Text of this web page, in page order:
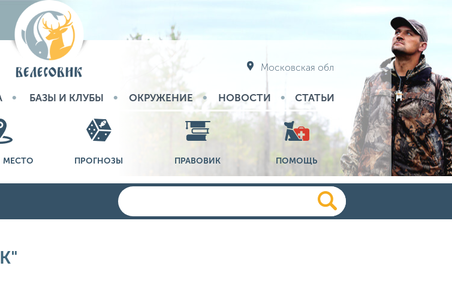
Московская обл
БАЗЫ И КЛУБЫ ОКРУЖЕНИЕ НОВОСТИ СТАТЬИ
МЕСТО ПРОГНОЗЫ ПРАВОВИК ПОМОЩЬ